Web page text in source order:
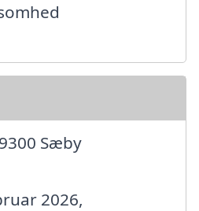
Sæby
2026,